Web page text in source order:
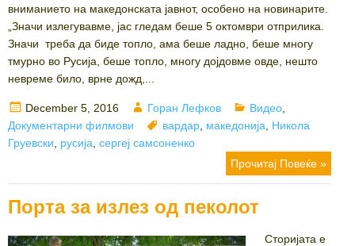
вниманието на македонската јавнот, особено на новинарите.
„Значи излегувавме, јас гледам беше 5 октомври отприлика.
Значи треба да биде топло, ама беше ладно, беше многу
тмурно во Русија, беше топло, многу дојдовме овде, нешто
невреме било, врне дожд,...
Posted
on
December 5, 2016 Author
Горан Лефков Categories
Видео
Документарни филмови
Tags
вардар македонија
Никола
Груевски
русија сергеј самсоненко
Прочитај Повеќе »
Порта за излез од пеколот
Сторијата е